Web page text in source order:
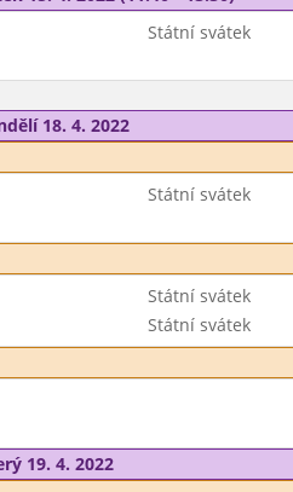
Státní svátek
18. 4. 2022
Státní svátek
Státní svátek
Státní svátek
19. 4. 2022